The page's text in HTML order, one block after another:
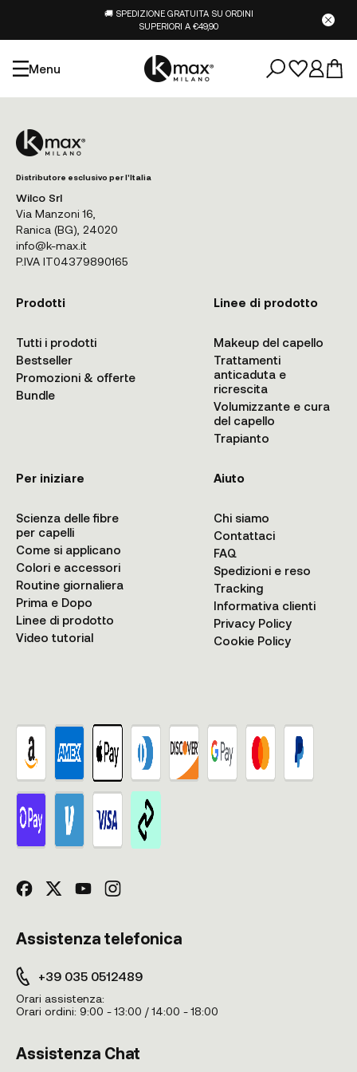
🚚 SPEDIZIONE GRATUITA SU ORDINI
SUPERIORI A €49,90
Menu
Distributore esclusivo per l'Italia
Wilco Srl
Via Manzoni 16,
Ranica (BG), 24020
info@k-max.it
P.IVA IT04379890165
Prodotti
Tutti i prodotti
Bestseller
Promozioni & offerte
Bundle
Linee di prodotto
Makeup del capello
Trattamenti
anticaduta e
ricrescita
Volumizzante e cura
del capello
Trapianto
Per iniziare
Scienza delle fibre
per capelli
Come si applicano
Colori e accessori
Routine giornaliera
Prima e Dopo
Linee di prodotto
Video tutorial
Aiuto
Chi siamo
Contattaci
FAQ
Spedizioni e reso
Tracking
Informativa clienti
Privacy Policy
Cookie Policy
Assistenza telefonica
+39 035 0512489
Orari assistenza:
Orari ordini: 9:00 - 13:00 / 14:00 - 18:00
Assistenza Chat